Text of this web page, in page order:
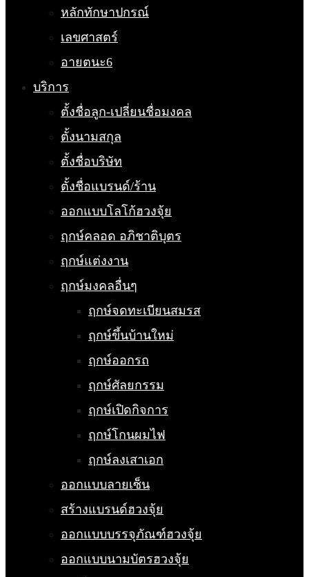
หลักทักษาปกรณ์
เลขศาสตร์
อายตนะ6
บริการ
ตั้งชื่อลูก-เปลี่ยนชื่อมงคล
ตั้งนามสกุล
ตั้งชื่อบริษัท
ตั้งชื่อแบรนด์/ร้าน
ออกแบบโลโก้ฮวงจุ้ย
ฤกษ์คลอด อภิชาติบุตร
ฤกษ์แต่งงาน
ฤกษ์มงคลอื่นๆ
ฤกษ์จดทะเบียนสมรส
ฤกษ์ขึ้นบ้านใหม่
ฤกษ์ออกรถ
ฤกษ์ศัลยกรรม
ฤกษ์เปิดกิจการ
ฤกษ์โกนผมไฟ
ฤกษ์ลงเสาเอก
ออกแบบลายเซ็น
สร้างแบรนด์ฮวงจุ้ย
ออกแบบบรรจุภัณฑ์ฮวงจุ้ย
ออกแบบนามบัตรฮวงจุ้ย